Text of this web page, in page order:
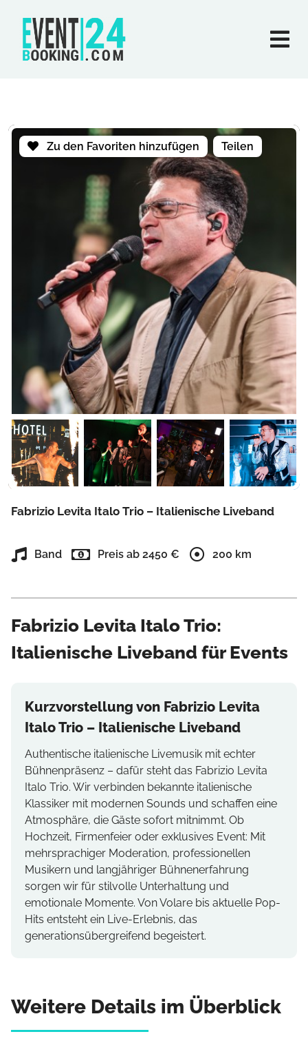
Zu den Favoriten hinzufügen Teilen
Fabrizio Levita Italo Trio – Italienische Liveband
Band Preis ab 2450 € 200 km
Fabrizio Levita Italo Trio:
Italienische Liveband für Events
Kurzvorstellung von Fabrizio Levita
Italo Trio – Italienische Liveband
Authentische italienische Livemusik mit echter
Bühnenpräsenz – dafür steht das Fabrizio Levita
Italo Trio. Wir verbinden bekannte italienische
Klassiker mit modernen Sounds und schaffen eine
Atmosphäre, die Gäste sofort mitnimmt. Ob
Hochzeit, Firmenfeier oder exklusives Event: Mit
mehrsprachiger Moderation, professionellen
Musikern und langjähriger Bühnenerfahrung
sorgen wir für stilvolle Unterhaltung und
emotionale Momente. Von Volare bis aktuelle Pop-
Hits entsteht ein Live-Erlebnis, das
generationsübergreifend begeistert.
Weitere Details im Überblick